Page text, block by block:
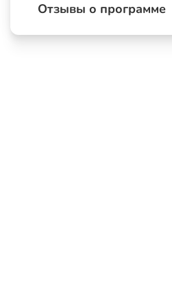
Отзывы о программе